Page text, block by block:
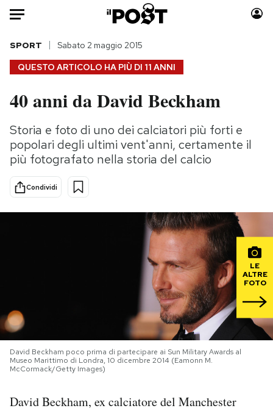
Auto
HOME
Italia
Politica
Tecnologia
Scienza
Moda
Consumismi
Storie/Idee
Altrecose
Mondiali calcio 2026
NEWSLETTER
QUESTO ARTICOLO HA PIÙ DI 11 ANNI
SPORT Sabato 2 maggio 2015
40 anni da David Beckham
Storia e foto di uno dei calciatori più forti e
popolari degli ultimi vent'anni, certamente il
più fotografato nella storia del calcio
Condividi
LE
ALTRE
FOTO
David Beckham poco prima di partecipare ai Sun Military Awards al
Museo Marittimo di Londra, 10 dicembre 2014 (Eamonn M.
McCormack/Getty Images)
David Beckham, ex calciatore del Manchester